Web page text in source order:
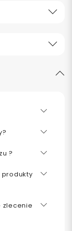
?
produkty
zlecenie